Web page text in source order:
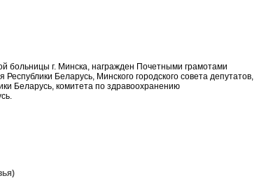
больницы г. Минска, награжден Почетными грамотами
Беларусь, Минского городского совета депутатов,
Беларусь, комитета по здравоохранению